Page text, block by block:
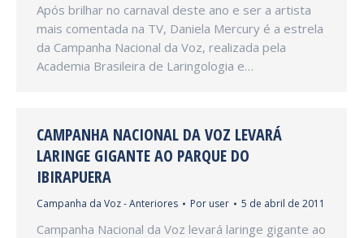
Após brilhar no carnaval deste ano e ser a artista
mais comentada na TV, Daniela Mercury é a estrela
da Campanha Nacional da Voz, realizada pela
Academia Brasileira de Laringologia e…
CAMPANHA NACIONAL DA VOZ LEVARÁ
LARINGE GIGANTE AO PARQUE DO
IBIRAPUERA
Campanha da Voz - Anteriores Por user 5 de abril de 2011
Campanha Nacional da Voz levará laringe gigante ao